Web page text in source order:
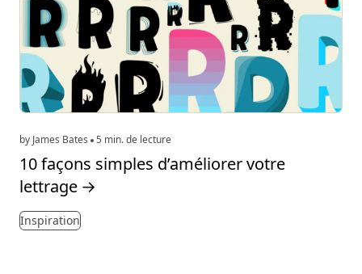
by James Bates 5 min. de lecture
10 façons simples d’améliorer votre
lettrage →
Inspiration